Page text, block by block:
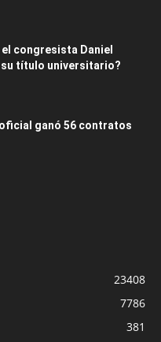
congresista Daniel
su título universitario?
ganó 56 contratos
23408
7786
381